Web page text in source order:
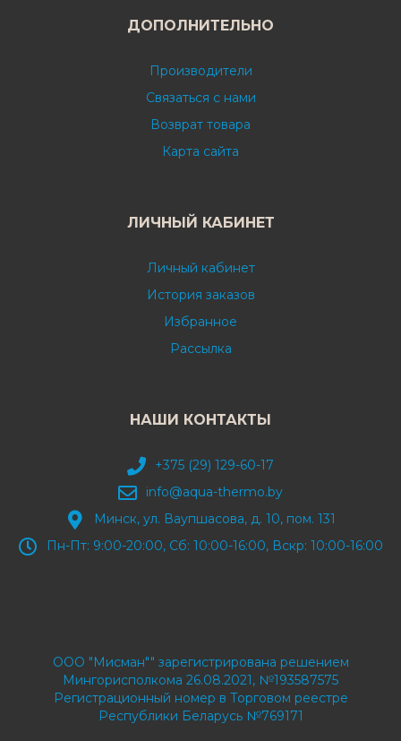
ДОПОЛНИТЕЛЬНО
Производители
Связаться с нами
Возврат товара
Карта сайта
ЛИЧНЫЙ КАБИНЕТ
Личный кабинет
История заказов
Избранное
Рассылка
НАШИ КОНТАКТЫ
+375 (29) 129-60-17
info@aqua-thermo.by
Минск, ул. Ваупшасова, д. 10, пом. 131
Пн-Пт: 9:00-20:00, Сб: 10:00-16:00, Вскр: 10:00-16:00
ООО "Мисман"" зарегистрирована решением
Мингорисполкома 26.08.2021, №193587575
Регистрационный номер в Торговом реестре
Республики Беларусь №769171